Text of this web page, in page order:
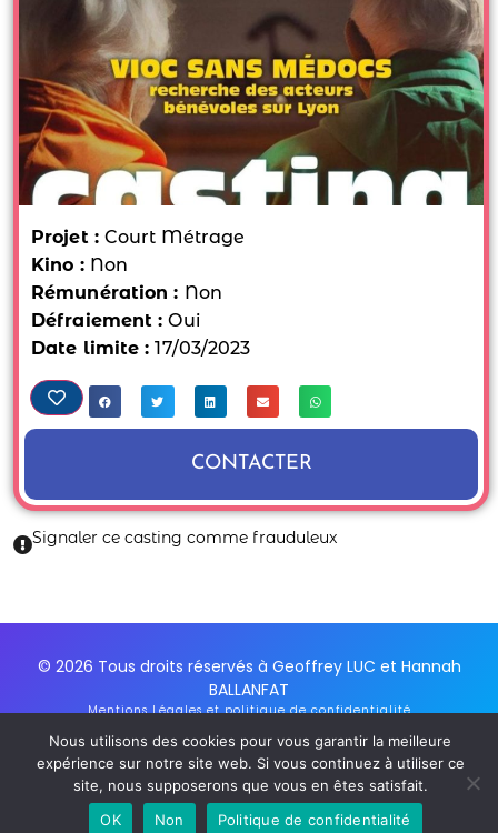
Projet : Court Métrage
Kino : Non
Rémunération : Non
Défraiement :Oui
Date limite :17/03/2023
CONTACTER
Signaler ce casting comme frauduleux
© 2026 Tous droits réservés à Geoffrey LUC et Hannah
BALLANFAT
Mentions Légales et politique de confidentialité
Inscription Newsletter
Nous utilisons des cookies pour vous garantir la meilleure
expérience sur notre site web. Si vous continuez à utiliser ce
site, nous supposerons que vous en êtes satisfait.
OK
Non Politique de confidentialité